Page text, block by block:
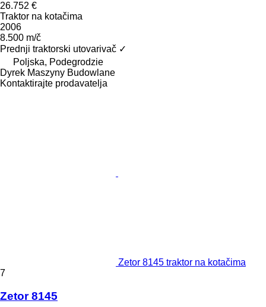
26.752 €
Traktor na kotačima
2006
8.500 m/č
Prednji traktorski utovarivač ✓
Poljska, Podegrodzie
Dyrek Maszyny Budowlane
Kontaktirajte prodavatelja
Zetor 8145 traktor na kotačima
7
Zetor 8145